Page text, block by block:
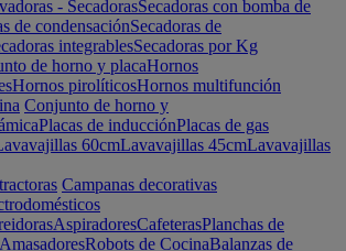
- SecadorasSecadoras con bomba de
de condensaciónSecadoras de
integrablesSecadoras por Kg
de horno y placaHornos
Hornos pirolíticosHornos multifunción
Conjunto de horno y
Placas de inducciónPlacas de gas
60cmLavavajillas 45cmLavavajillas
Campanas decorativas
AspiradoresCafeterasPlanchas de
AmasadoresRobots de CocinaBalanzas de